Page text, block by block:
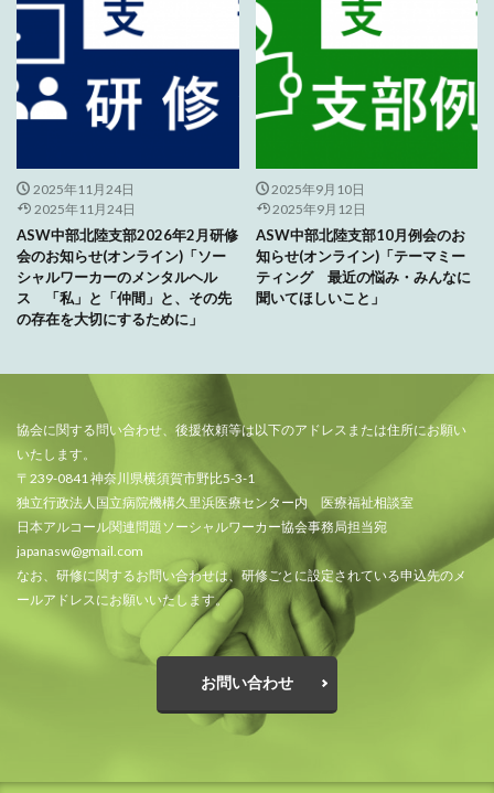
2025年11月24日
2025年11月24日
ASW中部北陸支部2026年2月研修
会のお知らせ(オンライン)「ソー
シャルワーカーのメンタルヘル
ス 「私」と「仲間」と、その先
の存在を大切にするために」
2025年9月10日
2025年9月12日
ASW中部北陸支部10月例会のお
知らせ(オンライン)「テーマミー
ティング 最近の悩み・みんなに
聞いてほしいこと」
協会に関する問い合わせ、後援依頼等は以下のアドレスまたは住所にお願い
いたします。
〒239-0841 神奈川県横須賀市野比5-3-1
独立行政法人国立病院機構久里浜医療センター内 医療福祉相談室
日本アルコール関連問題ソーシャルワーカー協会事務局担当宛
japanasw@gmail.com
なお、研修に関するお問い合わせは、研修ごとに設定されている申込先のメ
ールアドレスにお願いいたします。
お問い合わせ